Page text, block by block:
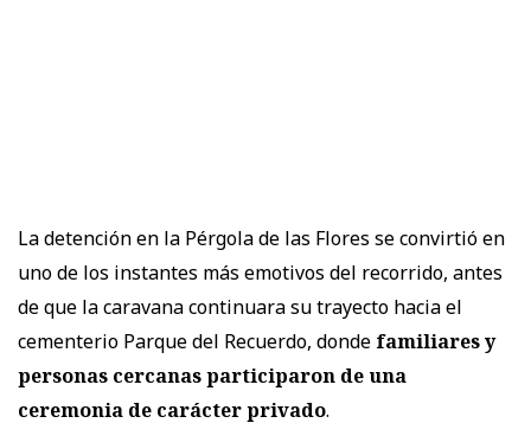
La detención en la Pérgola de las Flores se convirtió en
uno de los instantes más emotivos del recorrido, antes
de que la caravana continuara su trayecto hacia el
cementerio Parque del Recuerdo, donde familiares y
personas cercanas participaron de una
ceremonia de carácter privado.